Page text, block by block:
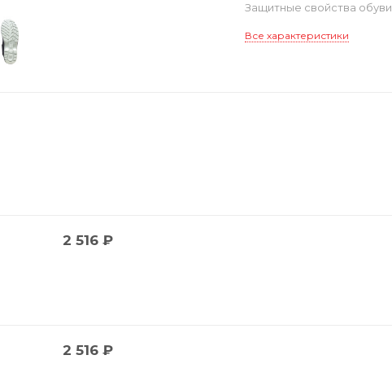
Защитные свойства обуви
Все характеристики
2 516₽
2 516₽